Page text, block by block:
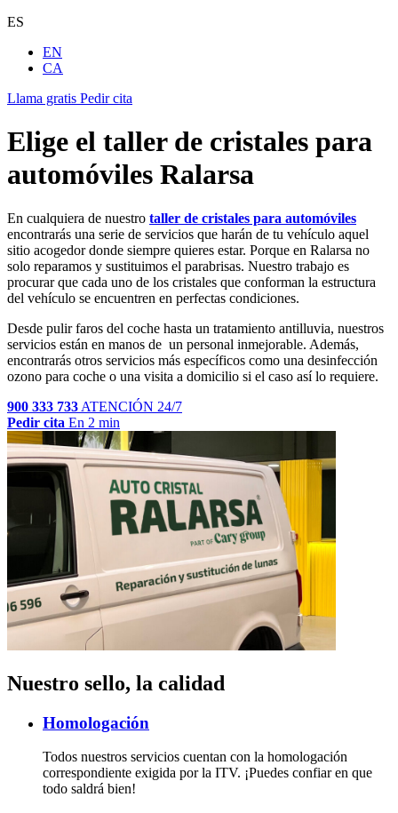
ES
EN
CA
Llama gratis Pedir cita
Elige el taller de cristales para
automóviles Ralarsa
En cualquiera de nuestro taller de cristales para automóviles
encontrarás una serie de servicios que harán de tu vehículo aquel
sitio acogedor donde siempre quieres estar. Porque en Ralarsa no
solo reparamos y sustituimos el parabrisas. Nuestro trabajo es
procurar que cada uno de los cristales que conforman la estructura
del vehículo se encuentren en perfectas condiciones.
Desde pulir faros del coche hasta un tratamiento antilluvia, nuestros
servicios están en manos de un personal inmejorable. Además,
encontrarás otros servicios más específicos como una desinfección
ozono para coche o una visita a domicilio si el caso así lo requiere.
900 333 733 ATENCIÓN 24/7
Pedir cita En 2 min
Nuestro sello, la calidad
Homologación
Todos nuestros servicios cuentan con la homologación
correspondiente exigida por la ITV. ¡Puedes confiar en que
todo saldrá bien!